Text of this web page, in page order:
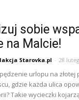
sobie
na Malcie!
Starovka.pl - 28
urlopu na złotej
gdzie każda ulica
Takie wycieczki